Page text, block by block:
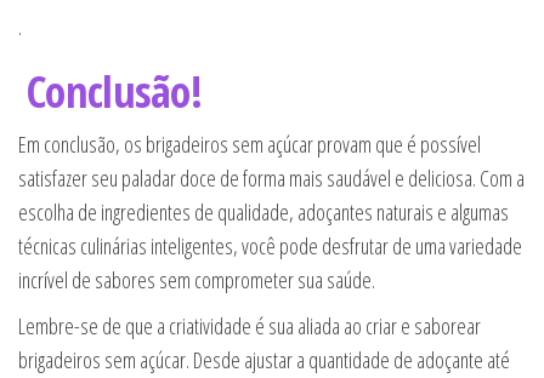
.
Conclusão!
Em conclusão, os brigadeiros sem açúcar provam que é possível
satisfazer seu paladar doce de forma mais saudável e deliciosa. Com a
escolha de ingredientes de qualidade, adoçantes naturais e algumas
técnicas culinárias inteligentes, você pode desfrutar de uma variedade
incrível de sabores sem comprometer sua saúde.
Lembre-se de que a criatividade é sua aliada ao criar e saborear
brigadeiros sem açúcar. Desde ajustar a quantidade de adoçante até